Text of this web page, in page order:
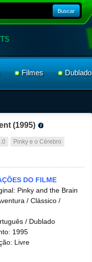
Buscar
Filmes Dublado
(1995)
Pinky e o Cérebro
DO FILME
Pinky and the Brain
/ Clássico /
/ Dublado
1995
Livre